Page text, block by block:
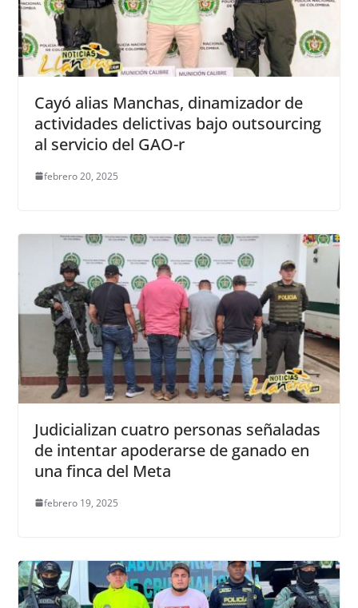
Cayó alias Manchas, dinamizador de
actividades delictivas bajo outsourcing
al servicio del GAO-r
febrero 20, 2025
Judicializan cuatro personas señaladas
de intentar apoderarse de ganado en
una finca del Meta
febrero 19, 2025